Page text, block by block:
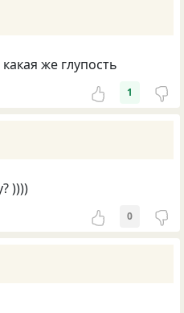
же глупость
1
))))
0